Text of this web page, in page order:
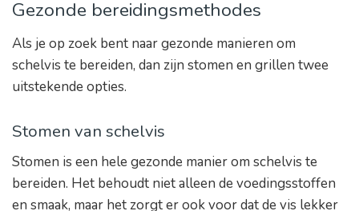
Gezonde bereidingsmethodes
Als je op zoek bent naar gezonde manieren om
schelvis te bereiden, dan zijn stomen en grillen twee
uitstekende opties.
Stomen van schelvis
Stomen is een hele gezonde manier om schelvis te
bereiden. Het behoudt niet alleen de voedingsstoffen
en smaak, maar het zorgt er ook voor dat de vis lekker